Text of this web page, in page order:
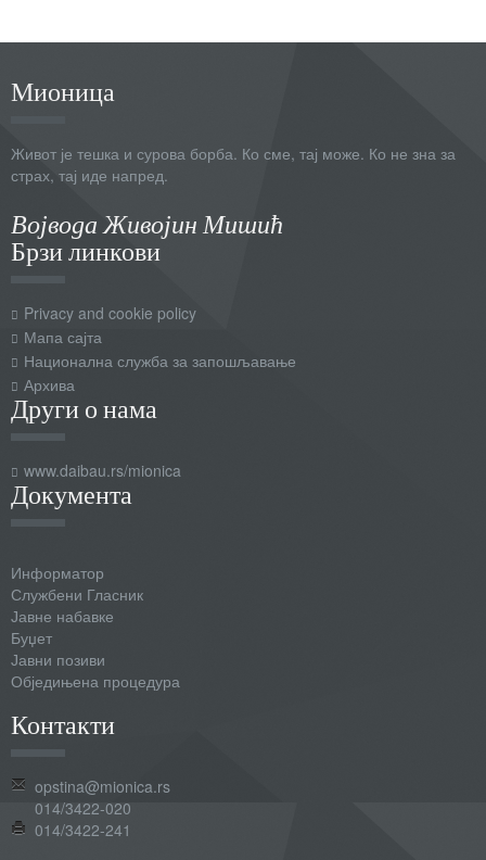
Мионица
Живот је тешка и сурова борба. Ко сме, тај може. Ко не зна за
страх, тај иде напред.
Војвода Живојин Мишић
Брзи линкови
Privacy and cookie policy
Мапа сајта
Национална служба за запошљавање
Архива
Други о нама
www.daibau.rs/mionica
Документа
Информатор
Службени Гласник
Јавне набавке
Буџет
Јавни позиви
Обједињена процедура
Контакти
opstina@mionica.rs
014/3422-020
014/3422-241